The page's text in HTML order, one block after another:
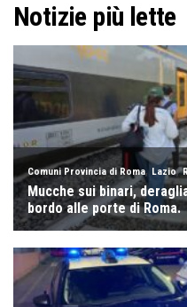
Notizie più lette